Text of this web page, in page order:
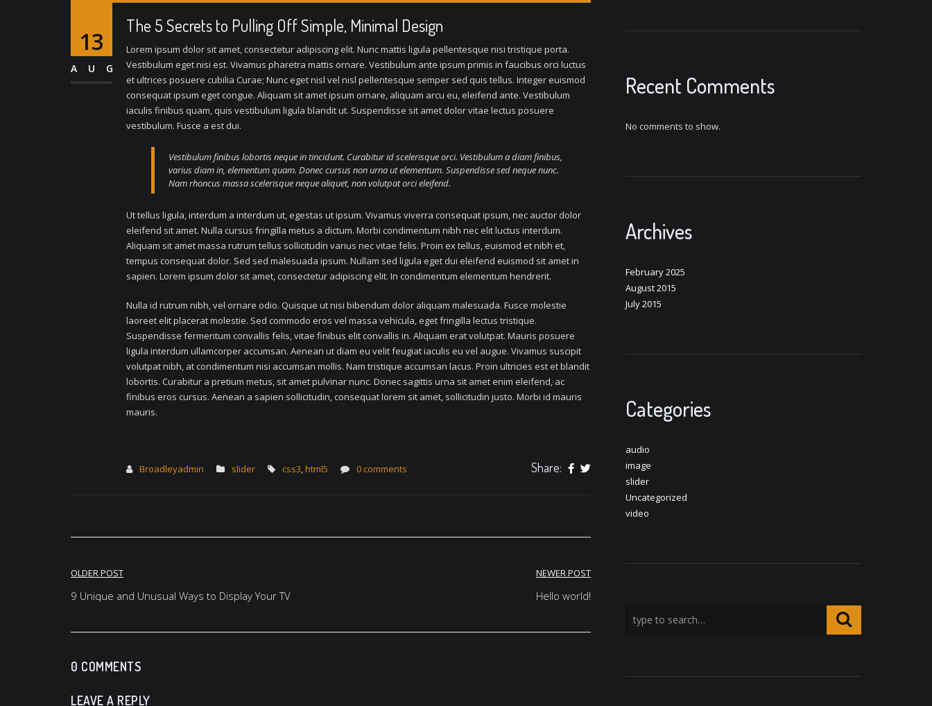
13
AUG
The 5 Secrets to Pulling Off Simple, Minimal Design
Lorem ipsum dolor sit amet, consectetur adipiscing elit. Nunc mattis ligula pellentesque nisi tristique porta.
Vestibulum eget nisi est. Vivamus pharetra mattis ornare. Vestibulum ante ipsum primis in faucibus orci luctus
et ultrices posuere cubilia Curae; Nunc eget nisl vel nisl pellentesque semper sed quis tellus. Integer euismod
consequat ipsum eget congue. Aliquam sit amet ipsum ornare, aliquam arcu eu, eleifend ante. Vestibulum
iaculis finibus quam, quis vestibulum ligula blandit ut. Suspendisse sit amet dolor vitae lectus posuere
vestibulum. Fusce a est dui.
Vestibulum finibus lobortis neque in tincidunt. Curabitur id scelerisque orci. Vestibulum a diam finibus,
varius diam in, elementum quam. Donec cursus non urna ut elementum. Suspendisse sed neque nunc.
Nam rhoncus massa scelerisque neque aliquet, non volutpat orci eleifend.
Ut tellus ligula, interdum a interdum ut, egestas ut ipsum. Vivamus viverra consequat ipsum, nec auctor dolor
eleifend sit amet. Nulla cursus fringilla metus a dictum. Morbi condimentum nibh nec elit luctus interdum.
Aliquam sit amet massa rutrum tellus sollicitudin varius nec vitae felis. Proin ex tellus, euismod et nibh et,
tempus consequat dolor. Sed sed malesuada ipsum. Nullam sed ligula eget dui eleifend euismod sit amet in
sapien. Lorem ipsum dolor sit amet, consectetur adipiscing elit. In condimentum elementum hendrerit.
Nulla id rutrum nibh, vel ornare odio. Quisque ut nisi bibendum dolor aliquam malesuada. Fusce molestie
laoreet elit placerat molestie. Sed commodo eros vel massa vehicula, eget fringilla lectus tristique.
Suspendisse fermentum convallis felis, vitae finibus elit convallis in. Aliquam erat volutpat. Mauris posuere
ligula interdum ullamcorper accumsan. Aenean ut diam eu velit feugiat iaculis eu vel augue. Vivamus suscipit
volutpat nibh, at condimentum nisi accumsan mollis. Nam tristique accumsan lacus. Proin ultricies est et blandit
lobortis. Curabitur a pretium metus, sit amet pulvinar nunc. Donec sagittis urna sit amet enim eleifend, ac
finibus eros cursus. Aenean a sapien sollicitudin, consequat lorem sit amet, sollicitudin justo. Morbi id mauris
mauris.
Broadleyadmin slider css3,html5 0 comments Share:
Post
navigation
OLDER POST
9 Unique and Unusual Ways to Display Your TV
NEWER POST
Hello world!
0 COMMENTS
LEAVE A REPLY
Recent Comments
No comments to show.
Archives
February 2025
August 2015
July 2015
Categories
audio
image
slider
Uncategorized
video